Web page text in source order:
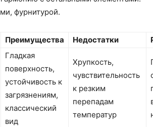
фурнитурой.
Преимущества Недостатки
Гладкая
поверхность,
устойчивость к
загрязнениям,
классический
вид
Хрупкость,
чувствительность
к резким
перепадам
температур